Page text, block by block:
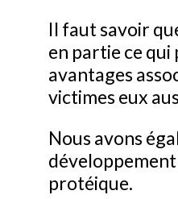
Il faut savoir
en partie ce qui
avantages
victimes eux
Nous avons
protéique.